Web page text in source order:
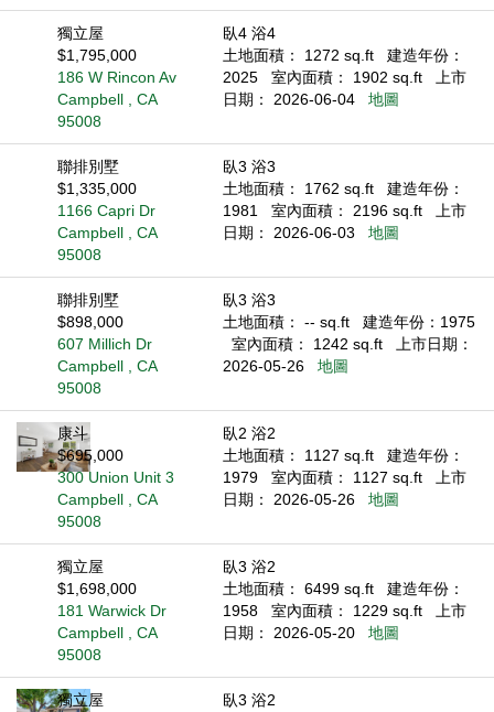
獨立屋
$1,795,000
186 W Rincon Av
Campbell , CA
95008
臥4 浴4
土地面積： 1272 sq.ft
建造年份：
2025
室內面積： 1902 sq.ft
上市
日期： 2026-06-04
地圖
聯排別墅
$1,335,000
1166 Capri Dr
Campbell , CA
95008
臥3 浴3
土地面積： 1762 sq.ft
建造年份：
1981
室內面積： 2196 sq.ft
上市
日期： 2026-06-03
地圖
聯排別墅
$898,000
607 Millich Dr
Campbell , CA
95008
臥3 浴3
土地面積： -- sq.ft
建造年份：1975
室內面積： 1242 sq.ft
上市日期：
2026-05-26
地圖
康斗
$695,000
300 Union Unit 3
Campbell , CA
95008
臥2 浴2
土地面積： 1127 sq.ft
建造年份：
1979
室內面積： 1127 sq.ft
上市
日期： 2026-05-26
地圖
獨立屋
$1,698,000
181 Warwick Dr
Campbell , CA
95008
臥3 浴2
土地面積： 6499 sq.ft
建造年份：
1958
室內面積： 1229 sq.ft
上市
日期： 2026-05-20
地圖
獨立屋
臥3 浴2